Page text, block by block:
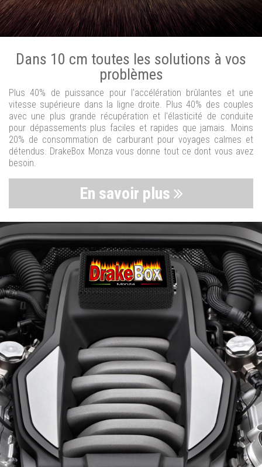
Dans 10 cm toutes les solutions à vos
problèmes
Plus 40% de puissance pour l'accélération brûlantes et une
vitesse supérieure dans la ligne droite. Plus 40% des couples
avec une plus grande récupération et l'élasticité de conduite
pour dépassements plus faciles et rapides que jamais. Moins
20% de consommation de carburant pour voyages calmes et
détendus. DrakeBox Monza vous donne tout ce dont vous avez
besoin.
En savoir plus